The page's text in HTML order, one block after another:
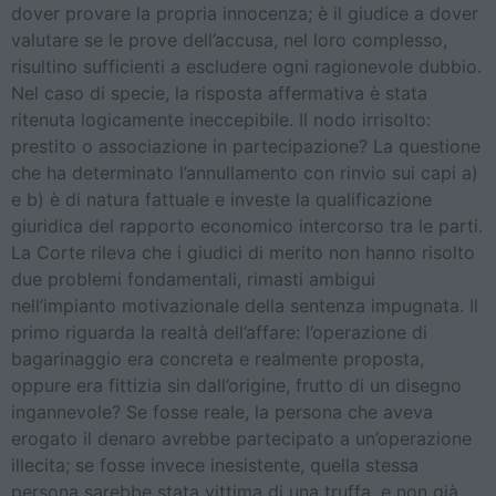
dover provare la propria innocenza; è il giudice a dover
valutare se le prove dell’accusa, nel loro complesso,
risultino sufficienti a escludere ogni ragionevole dubbio.
Nel caso di specie, la risposta affermativa è stata
ritenuta logicamente ineccepibile. Il nodo irrisolto:
prestito o associazione in partecipazione? La questione
che ha determinato l’annullamento con rinvio sui capi a)
e b) è di natura fattuale e investe la qualificazione
giuridica del rapporto economico intercorso tra le parti.
La Corte rileva che i giudici di merito non hanno risolto
due problemi fondamentali, rimasti ambigui
nell’impianto motivazionale della sentenza impugnata. Il
primo riguarda la realtà dell’affare: l’operazione di
bagarinaggio era concreta e realmente proposta,
oppure era fittizia sin dall’origine, frutto di un disegno
ingannevole? Se fosse reale, la persona che aveva
erogato il denaro avrebbe partecipato a un’operazione
illecita; se fosse invece inesistente, quella stessa
persona sarebbe stata vittima di una truffa, e non già